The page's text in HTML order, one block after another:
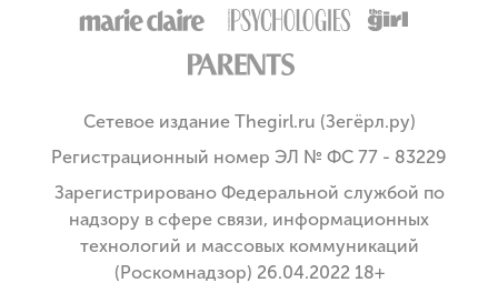
Сетевое издание Thegirl.ru (Зегёрл.ру)
Регистрационный номер ЭЛ № ФС 77 - 83229
Зарегистрировано Федеральной службой по
надзору в сфере связи, информационных
технологий и массовых коммуникаций
(Роскомнадзор) 26.04.2022 18+